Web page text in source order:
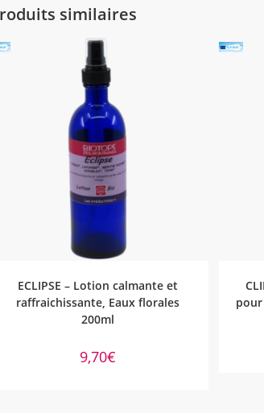
similaires
ECLIPSE – Lotion calmante et
raffraichissante, Eaux florales
200ml
9,70€
pour